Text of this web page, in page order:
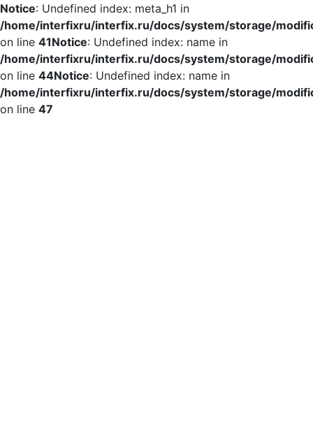
Notice: Undefined index: meta_h1 in
/home/interfixru/interfix.ru/docs/system/storage/
on line 41Notice: Undefined index: name in
/home/interfixru/interfix.ru/docs/system/storage/
on line 44Notice: Undefined index: name in
/home/interfixru/interfix.ru/docs/system/storage/
on line 47